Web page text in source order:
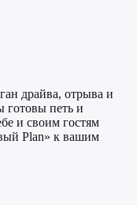
драйва, отрыва и
готовы петь и
и своим гостям
Plan» к вашим